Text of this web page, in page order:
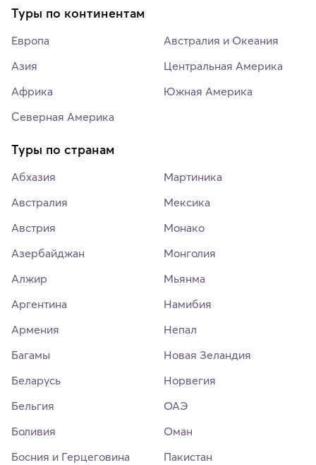
Туры по континентам
Европа
Азия
Африка
Северная Америка
Австралия и Океания
Центральная Америка
Южная Америка
Туры по странам
Абхазия
Австралия
Австрия
Азербайджан
Алжир
Аргентина
Армения
Багамы
Беларусь
Бельгия
Боливия
Босния и Герцеговина
Мартиника
Мексика
Монако
Монголия
Мьянма
Намибия
Непал
Новая Зеландия
Норвегия
ОАЭ
Оман
Пакистан